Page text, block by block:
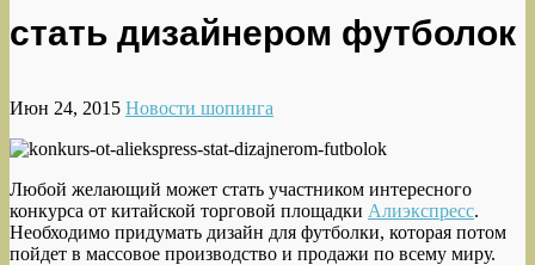
стать дизайнером футболок
Июн 24, 2015 Новости шопинга
Любой желающий может стать участником интересного
конкурса от китайской торговой площадки Алиэкспресс.
Необходимо придумать дизайн для футболки, которая потом
пойдет в массовое производство и продажи по всему миру.